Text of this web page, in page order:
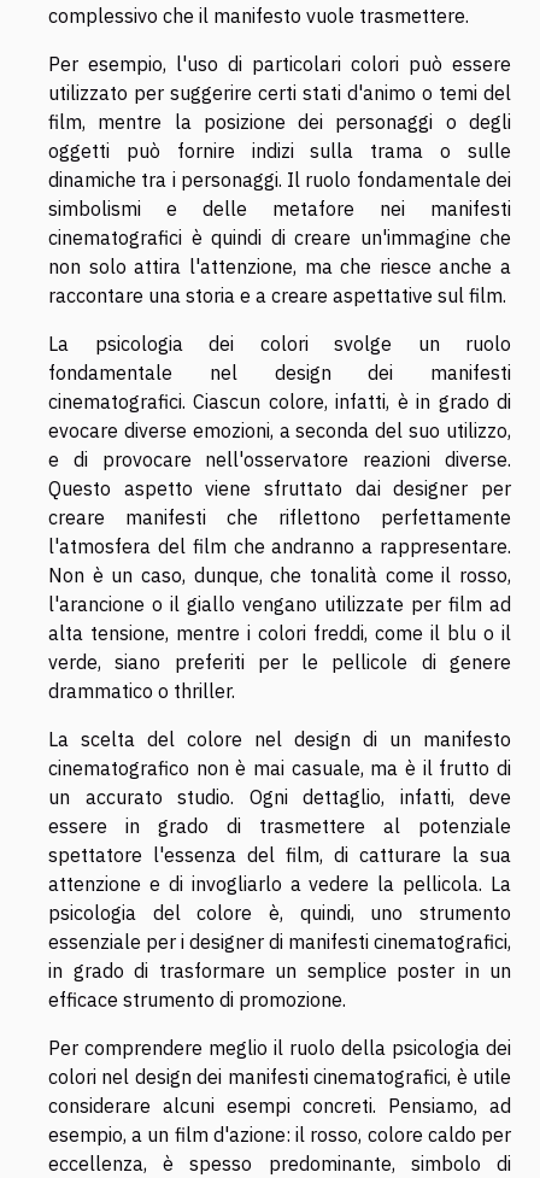
complessivo che il manifesto vuole trasmettere.
Per esempio, l'uso di particolari colori può essere
utilizzato per suggerire certi stati d'animo o temi del
film, mentre la posizione dei personaggi o degli
oggetti può fornire indizi sulla trama o sulle
dinamiche tra i personaggi. Il ruolo fondamentale dei
simbolismi e delle metafore nei manifesti
cinematografici è quindi di creare un'immagine che
non solo attira l'attenzione, ma che riesce anche a
raccontare una storia e a creare aspettative sul film.
La psicologia dei colori svolge un ruolo
fondamentale nel design dei manifesti
cinematografici. Ciascun colore, infatti, è in grado di
evocare diverse emozioni, a seconda del suo utilizzo,
e di provocare nell'osservatore reazioni diverse.
Questo aspetto viene sfruttato dai designer per
creare manifesti che riflettono perfettamente
l'atmosfera del film che andranno a rappresentare.
Non è un caso, dunque, che tonalità come il rosso,
l'arancione o il giallo vengano utilizzate per film ad
alta tensione, mentre i colori freddi, come il blu o il
verde, siano preferiti per le pellicole di genere
drammatico o thriller.
La scelta del colore nel design di un manifesto
cinematografico non è mai casuale, ma è il frutto di
un accurato studio. Ogni dettaglio, infatti, deve
essere in grado di trasmettere al potenziale
spettatore l'essenza del film, di catturare la sua
attenzione e di invogliarlo a vedere la pellicola. La
psicologia del colore è, quindi, uno strumento
essenziale per i designer di manifesti cinematografici,
in grado di trasformare un semplice poster in un
efficace strumento di promozione.
Per comprendere meglio il ruolo della psicologia dei
colori nel design dei manifesti cinematografici, è utile
considerare alcuni esempi concreti. Pensiamo, ad
esempio, a un film d'azione: il rosso, colore caldo per
eccellenza, è spesso predominante, simbolo di